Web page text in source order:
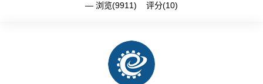
浏览(9911) 评分(10)